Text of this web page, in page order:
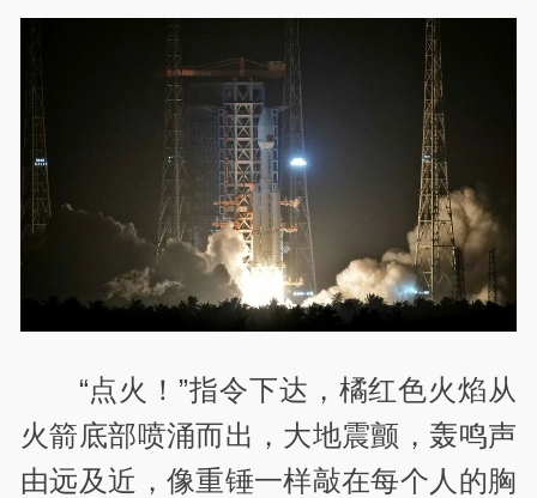
“点火！”指令下达，橘红色火焰从
火箭底部喷涌而出，大地震颤，轰鸣声
由远及近，像重锤一样敲在每个人的胸